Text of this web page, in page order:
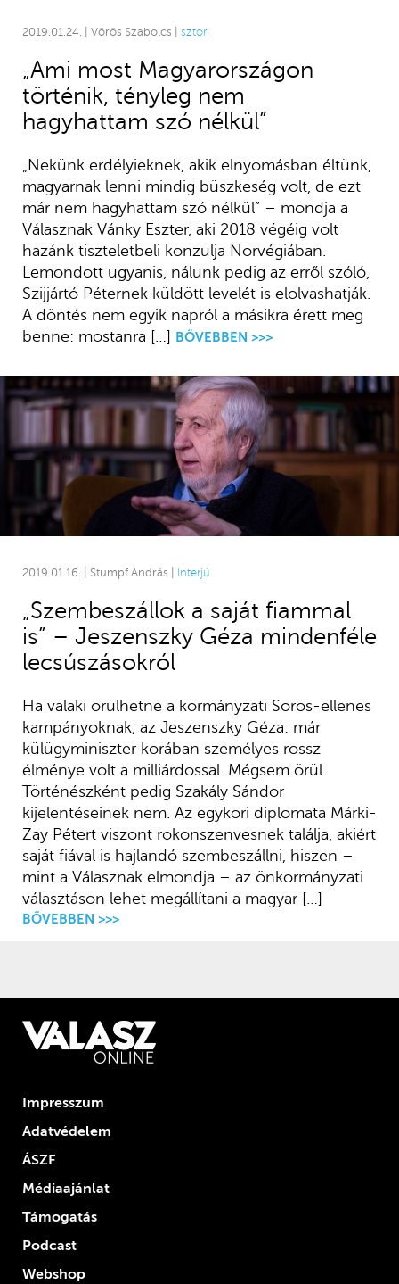
2019.01.24. | Vörös Szabolcs | sztori
„Ami most Magyarországon
történik, tényleg nem
hagyhattam szó nélkül”
„Nekünk erdélyieknek, akik elnyomásban éltünk,
magyarnak lenni mindig büszkeség volt, de ezt
már nem hagyhattam szó nélkül” – mondja a
Válasznak Vánky Eszter, aki 2018 végéig volt
hazánk tiszteletbeli konzulja Norvégiában.
Lemondott ugyanis, nálunk pedig az erről szóló,
Szijjártó Péternek küldött levelét is elolvashatják.
A döntés nem egyik napról a másikra érett meg
benne: mostanra […]
BŐVEBBEN >>>
2019.01.16. | Stumpf András | Interjú
„Szembeszállok a saját fiammal
is” – Jeszenszky Géza mindenféle
lecsúszásokról
Ha valaki örülhetne a kormányzati Soros-ellenes
kampányoknak, az Jeszenszky Géza: már
külügyminiszter korában személyes rossz
élménye volt a milliárdossal. Mégsem örül.
Történészként pedig Szakály Sándor
kijelentéseinek nem. Az egykori diplomata Márki-
Zay Pétert viszont rokonszenvesnek találja, akiért
saját fiával is hajlandó szembeszállni, hiszen –
mint a Válasznak elmondja – az önkormányzati
választáson lehet megállítani a magyar […]
BŐVEBBEN >>>
Impresszum
Adatvédelem
ÁSZF
Médiaajánlat
Támogatás
Podcast
Webshop